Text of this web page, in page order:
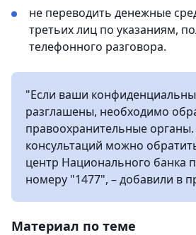
не переводить денежные
третьих лиц по указаниям,
телефонного разговора.
"Если ваши
разглашены, необходимо
правоохранительные
консультаций можно
центр Национального банка
номеру "1477", – добавили в
Материал по теме